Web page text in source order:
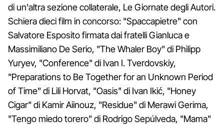
di un'altra sezione collaterale, Le Giornate degli Autori.
Schiera dieci film in concorso: "Spaccapietre" con
Salvatore Esposito firmata dai fratelli Gianluca e
Massimiliano De Serio, "The Whaler Boy" di Philipp
Yuryev, "Conference" di Ivan I. Tverdovskiy,
"Preparations to Be Together for an Unknown Period
of Time" di Lili Horvat, "Oasis" di Ivan Ikić, "Honey
Cigar" di Kamir Aiinouz, "Residue" di Merawi Gerima,
"Tengo miedo torero" di Rodrigo Sepúlveda, "Mama"